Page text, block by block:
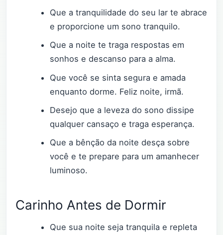
Que a tranquilidade do seu lar te abrace
e proporcione um sono tranquilo.
Que a noite te traga respostas em
sonhos e descanso para a alma.
Que você se sinta segura e amada
enquanto dorme. Feliz noite, irmã.
Desejo que a leveza do sono dissipe
qualquer cansaço e traga esperança.
Que a bênção da noite desça sobre
você e te prepare para um amanhecer
luminoso.
Carinho Antes de Dormir
Que sua noite seja tranquila e repleta